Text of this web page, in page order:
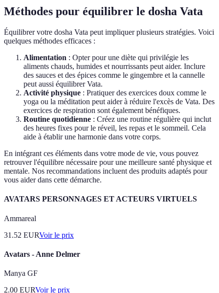
Méthodes pour équilibrer le dosha Vata
Équilibrer votre dosha Vata peut impliquer plusieurs stratégies. Voici
quelques méthodes efficaces :
Alimentation : Opter pour une diète qui privilégie les
aliments chauds, humides et nourrissants peut aider. Inclure
des sauces et des épices comme le gingembre et la cannelle
peut aussi équilibrer Vata.
Activité physique : Pratiquer des exercices doux comme le
yoga ou la méditation peut aider à réduire l'excès de Vata. Des
exercices de respiration sont également bénéfiques.
Routine quotidienne : Créez une routine régulière qui inclut
des heures fixes pour le réveil, les repas et le sommeil. Cela
aide à établir une harmonie dans votre corps.
En intégrant ces éléments dans votre mode de vie, vous pouvez
retrouver l'équilibre nécessaire pour une meilleure santé physique et
mentale. Nos recommandations incluent des produits adaptés pour
vous aider dans cette démarche.
AVATARS PERSONNAGES ET ACTEURS VIRTUELS
Ammareal
31.52 EURVoir le prix
Avatars - Anne Delmer
Manya GF
2.00 EURVoir le prix